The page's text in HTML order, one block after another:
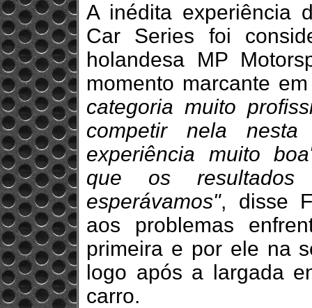
A inédita experiência
Car Series foi
holandesa MP
momento marcante
categoria muito
competir nela
experiência muito
que os
esperávamos", disse
aos problemas
primeira e por ele na
logo após a largada
carro.